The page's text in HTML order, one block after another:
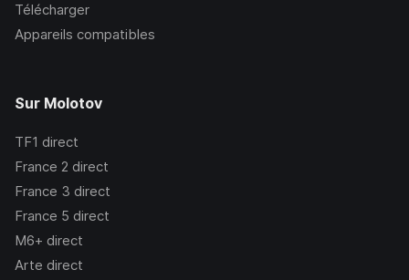
Télécharger
Appareils compatibles
Sur Molotov
TF1 direct
France 2 direct
France 3 direct
France 5 direct
M6+ direct
Arte direct